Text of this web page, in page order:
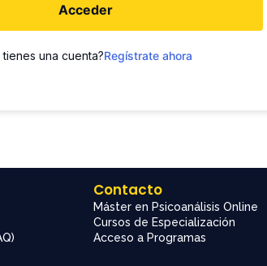
Acceder
tienes una cuenta?Regístrate ahora
Contacto
Máster en Psicoanálisis Online
Cursos de Especialización
Acceso a Programas